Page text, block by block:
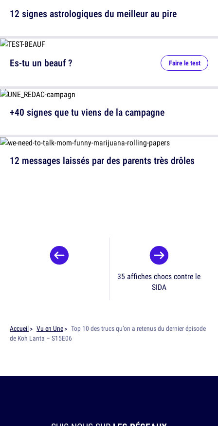
12 signes astrologiques du meilleur au pire
12 messages laissés par des parents très drôles
Es-tu un beauf ? Faire le test
+40 signes que tu viens de la campagne
35 affiches chocs contre le
SIDA
Accueil Vu en Une
Top 10 des trucs qu’on a retenus du dernier épisode
de Koh Lanta – S15E06